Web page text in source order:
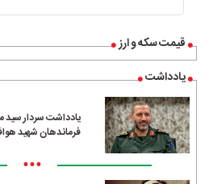
قیمت سکه و ارز
یادداشت
یادداشت سردار
فرماندهان شهید
•••